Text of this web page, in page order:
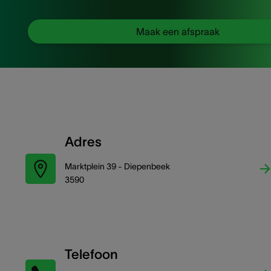
Maak een afspraak
Adres
Marktplein 39 - Diepenbeek
3590
Telefoon